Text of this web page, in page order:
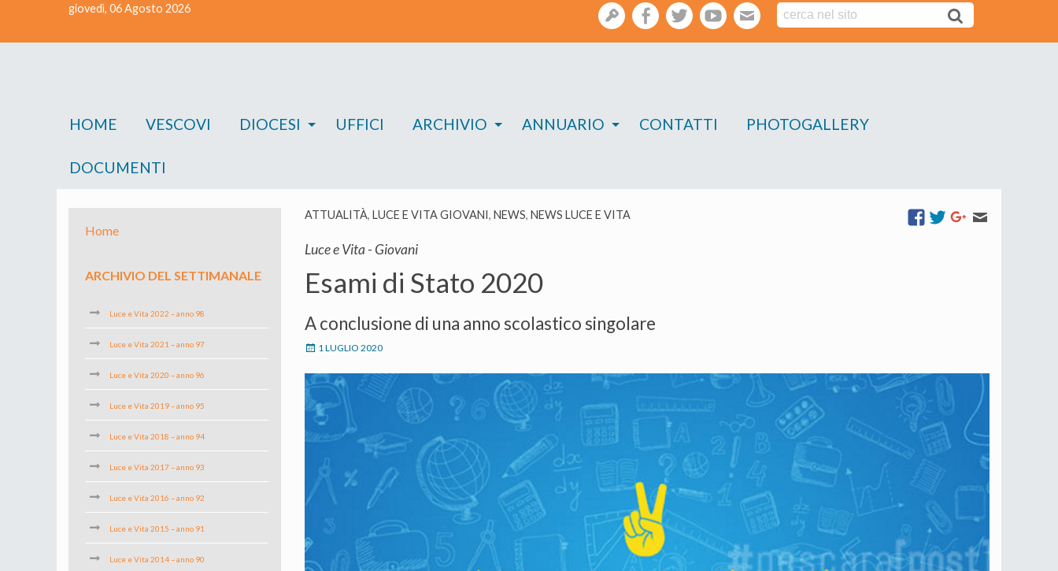
giovedì, 06 Agosto 2026
gestionefacebooktwitteryoutubewebmail
HOME VESCOVI DIOCESI UFFICI ARCHIVIO ANNUARIO CONTATTI PHOTOGALLERY
DOCUMENTI
ATTUALITÀ, LUCE E VITA GIOVANI, NEWS, NEWS LUCE E VITA
Luce e Vita - Giovani
Esami di Stato 2020
A conclusione di una anno scolastico singolare
1 LUGLIO 2020
Home
ARCHIVIO DEL SETTIMANALE
Luce e Vita 2022 – anno 98
Luce e Vita 2021 – anno 97
Luce e Vita 2020 – anno 96
Luce e Vita 2019 – anno 95
Luce e Vita 2018 – anno 94
Luce e Vita 2017 – anno 93
Luce e Vita 2016 – anno 92
Luce e Vita 2015 – anno 91
Luce e Vita 2014 – anno 90